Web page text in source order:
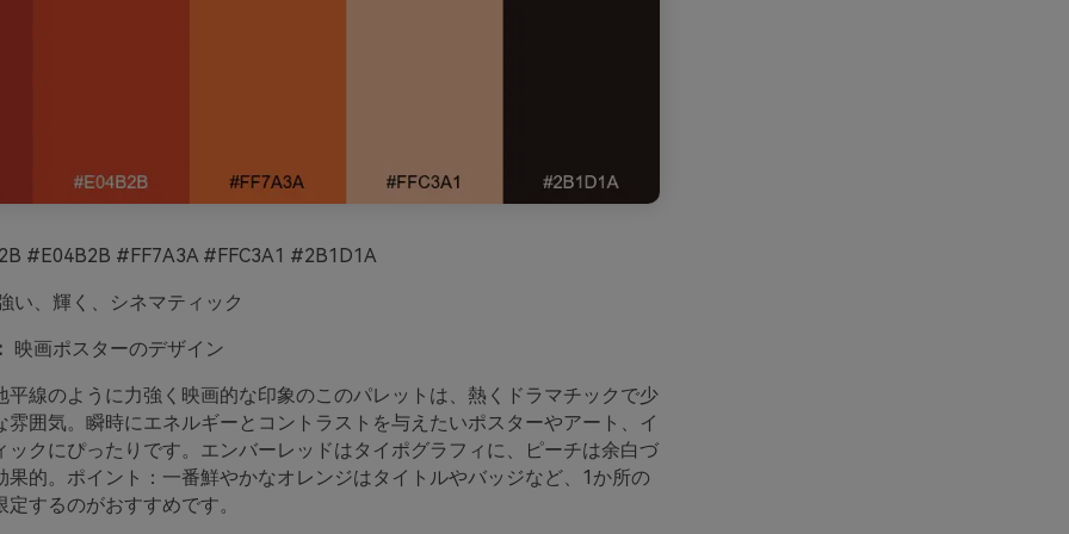
#E04B2B #FF7A3A #FFC3A1 #2B1D1A
い、輝く、シネマティック
映画ポスターのデザイン
平線のように力強く映画的な印象のこのパレットは、熱くドラマチックで少
雰囲気。瞬時にエネルギーとコントラストを与えたいポスターやアート、イ
ックにぴったりです。エンバーレッドはタイポグラフィに、ピーチは余白づ
果的。ポイント：一番鮮やかなオレンジはタイトルやバッジなど、1か所の
するのがおすすめです。